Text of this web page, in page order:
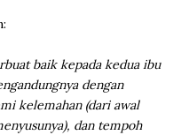
baik kepada kedua ibu
dengan
kelemahan (dari awal
dan tempoh